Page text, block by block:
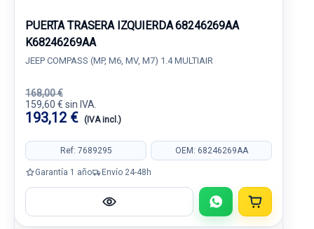
PUERTA TRASERA IZQUIERDA 68246269AA
K68246269AA
JEEP COMPASS (MP, M6, MV, M7) 1.4 MULTIAIR
168,00 €
159,60 € sin IVA.
193,12 € (IVA incl.)
Ref: 7689295 OEM: 68246269AA
Garantía 1 año Envío 24-48h